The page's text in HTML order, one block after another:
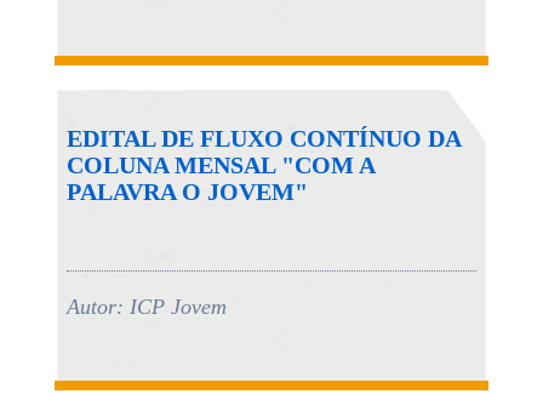
EDITAL DE FLUXO CONTÍNUO DA
COLUNA MENSAL "COM A
PALAVRA O JOVEM"
Autor: ICP Jovem